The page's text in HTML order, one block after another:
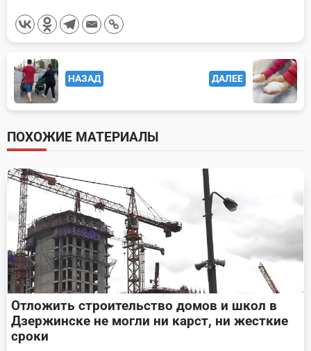
<span
class="nav-
subtitle
screen-
reader-
text">Page</span>
НАЗАД ДАЛЕЕ
ПОХОЖИЕ МАТЕРИАЛЫ
Отложить строительство домов и школ в
Дзержинске не могли ни карст, ни жесткие
сроки